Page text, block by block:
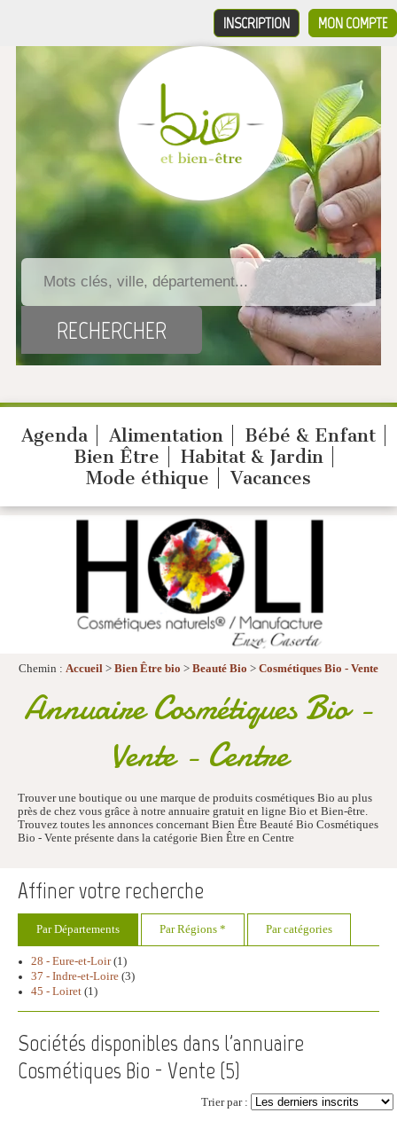
MON COMPTE
INSCRIPTION
Agenda Alimentation
Bébé & Enfant
Bien Être
Habitat & Jardin
Mode éthique
Vacances
Chemin : Accueil > Bien Être bio > Beauté Bio > Cosmétiques Bio - Vente
Annuaire Cosmétiques Bio -
Vente - Centre
Trouver une boutique ou une marque de produits cosmétiques Bio au plus
près de chez vous grâce à notre annuaire gratuit en ligne Bio et Bien-être.
Trouvez toutes les annonces concernant Bien Être Beauté Bio Cosmétiques
Bio - Vente présente dans la catégorie Bien Être en Centre
Affiner votre recherche
Par Départements Par Régions * Par catégories
28 - Eure-et-Loir(1)
37 - Indre-et-Loire (3)
45 - Loiret (1)
Sociétés disponibles dans l'annuaire
Cosmétiques Bio - Vente (5)
Trier par :